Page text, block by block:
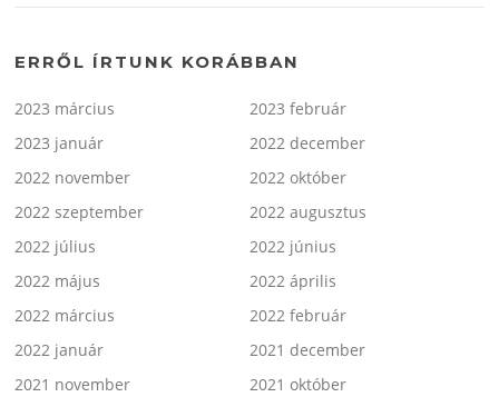
ERRŐL ÍRTUNK KORÁBBAN
2023 március
2023 február
2023 január
2022 december
2022 november
2022 október
2022 szeptember
2022 augusztus
2022 július
2022 június
2022 május
2022 április
2022 március
2022 február
2022 január
2021 december
2021 november
2021 október